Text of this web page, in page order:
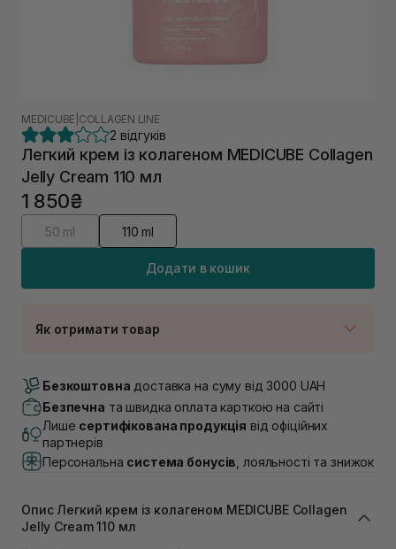
MEDICUBE COLLAGEN LINE
2 відгуків
Легкий крем із колагеном MEDICUBE Collagen
Jelly Cream 110 мл
1 850₴
50 ml 110 ml
Додати в кошик
Як отримати товар
В наявності
Самовивіз м. Луцьк, вул. Винниченка 4
В наявності
Самовивіз м. Львів, вул. Академіка Підстригача, 1В
(Duck’s Lake)
В наявності
В наявності
Самовивіз м. Львів, вул. Степана Бандери 45
Безкоштовна доставка на суму від 3000 UAH
Безпечна та швидка оплата карткою на сайті
Лише сертифікована продукція від офіційних
партнерів
Персональна система бонусів , лояльності та знижок
Опис Легкий крем із колагеном MEDICUBE Collagen
Jelly Cream 110 мл